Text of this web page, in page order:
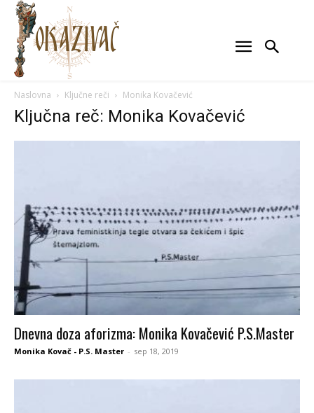
Naslovna Ključne reči Monika Kovačević
Ključna reč: Monika Kovačević
Dnevna doza aforizma: Monika Kovačević P.S.Master
Monika Kovač - P.S. Master - sep 18, 2019